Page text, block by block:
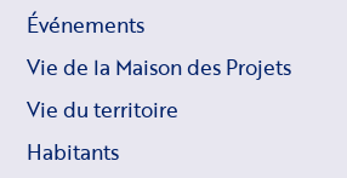
Événements
Vie de la Maison des Projets
Vie du territoire
Habitants